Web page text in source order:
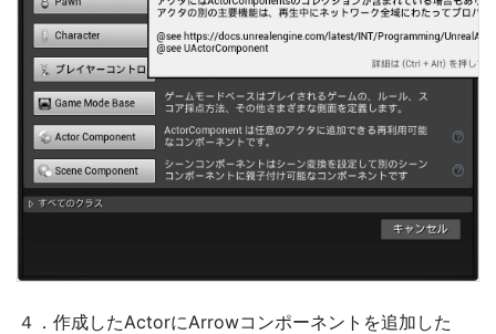
４．作成したActorにArrowコンポーネントを追加した